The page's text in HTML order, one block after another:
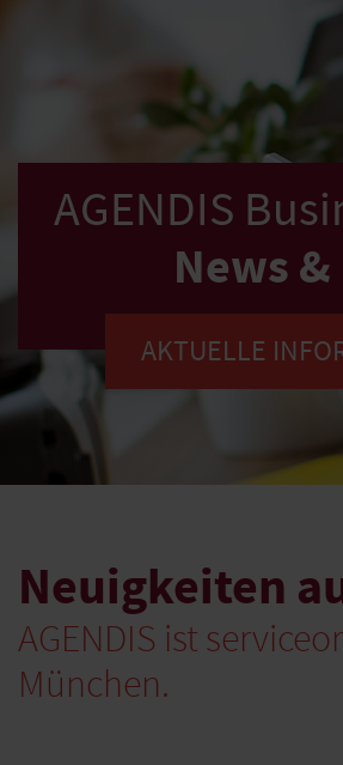
AGENDIS
News
AKTUELLE
Neuigkeiten
AGENDIS ist
München.